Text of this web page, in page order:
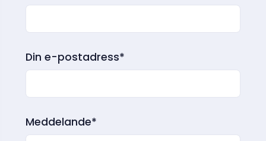
Din e-postadress*
Meddelande*